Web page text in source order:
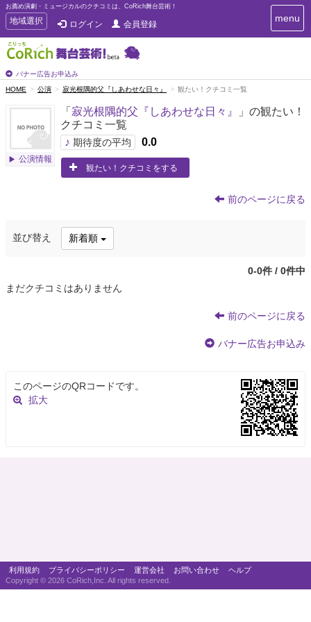
お薦め演劇・ミュージカルのクチコミは、CoRich舞台芸術！
T
o
g
g
e
n
a
t
地域選択 ログイン 会員登録
バナー広告お申込み
T
o
a
i
menu
HOME 公演 寂光根隅的父『しあわせな日々』 観たい！クチコミ一覧
公演情報
「 寂光根隅的父『しあわせな日々』
」の観たい！
クチコミ一覧
♪ 期待度の平均 0.0
観たい！クチコミをする
前のページに戻る
並び替え 新着順
0-0件 / 0件中
まだクチコミはありません
前のページに戻る
バナー広告お申込み
このページのQRコードです。
拡大
利用規約 プライバシーポリシー 運営会社 お問い合わせ
ヘルプ
Copyright © 2026 CoRich,Inc. All rights reserved.